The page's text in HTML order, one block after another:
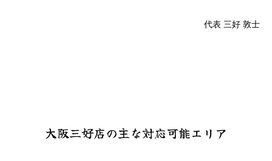
代表 三好 敦士
大阪三好店の主な対応可能エリア